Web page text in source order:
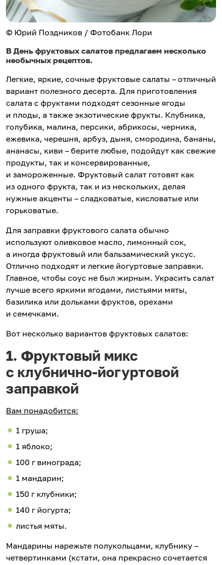
© Юрий Поздников / Фотобанк Лори
В День фруктовых салатов предлагаем несколько
необычных рецептов.
Легкие, яркие, сочные фруктовые салаты – отличный
вариант полезного десерта. Для приготовления
салата с фруктами подходят сезонные ягоды
и плоды, а также экзотические фрукты. Клубника,
голубика, малина, персики, абрикосы, черника,
ежевика, черешня, арбуз, дыня, смородина, бананы,
ананасы, киви – берите любые, подойдут как свежие
продукты, так и консервированные,
и замороженные. Фруктовый салат готовят как
из одного фрукта, так и из нескольких, делая
нужные акценты – сладковатые, кисловатые или
горьковатые.
Для заправки фруктового салата обычно
используют оливковое масло, лимонный сок,
а иногда фруктовый или бальзамический уксус.
Отлично подходят и легкие йогуртовые заправки.
Главное, чтобы соус не был жирным. Украсить салат
лучше всего яркими ягодами, листьями мяты,
базилика или дольками фруктов, орехами
и семечками.
Вот несколько вариантов фруктовых салатов:
1. Фруктовый микс
с клубнично-йогуртовой
заправкой
Вам понадобится:
1 груша;
1 яблоко;
100 г винограда;
1 мандарин;
150 г клубники;
140 г йогурта;
листья мяты.
Мандарины нарежьте полукольцами, клубнику –
четвертинками (кстати, она прекрасно сочетается